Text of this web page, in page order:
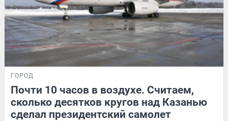
ГОРОД
Почти 10 часов в воздухе. Считаем,
сколько десятков кругов над Казанью
сделал президентский самолет